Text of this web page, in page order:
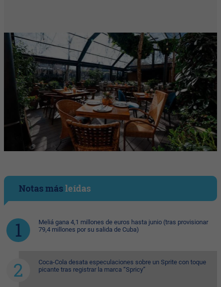
Notas másleídas
Meliá gana 4,1 millones de euros hasta junio (tras provisionar
79,4 millones por su salida de Cuba)
Coca-Cola desata especulaciones sobre un Sprite con toque
picante tras registrar la marca “Spricy”